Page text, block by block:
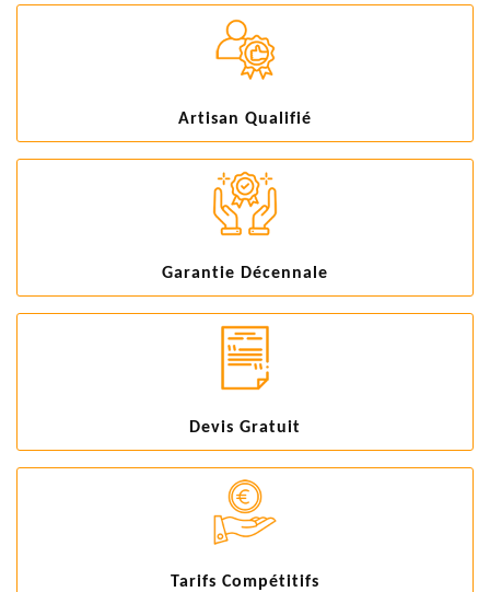
Artisan Qualifié
Garantie Décennale
Devis Gratuit
Tarifs Compétitifs